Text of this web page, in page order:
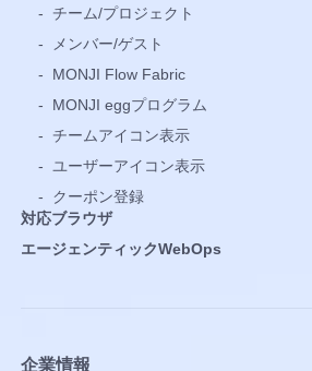
- チーム/プロジェクト
-
メンバー/ゲスト
-
MONJI Flow Fabric
-
MONJI eggプログラム
- チームアイコン表示
- ユーザーアイコン表示
-
クーポン登録
対応ブラウザ
エージェンティックWebOps
企業情報